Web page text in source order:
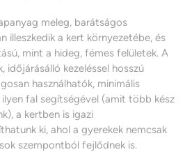
meleg, barátságos
illeszkedik a kert környezetébe, és
mint a hideg, fémes felületek. A
időjárásálló kezeléssel hosszú
használhatók, minimális
fal segítségével (amit több kész
a kertben is igazi
ki, ahol a gyerekek nemcsak
szempontból fejlődnek is.